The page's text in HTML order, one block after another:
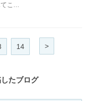
こ...
14 >
たブログ